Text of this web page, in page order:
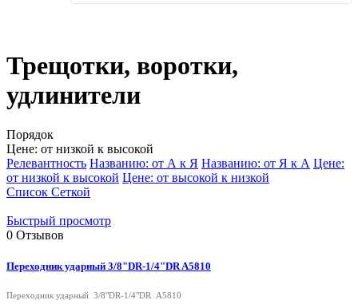
Трещотки, воротки,
удлинители
Порядок
Цене: от низкой к высокой
Релевантность Названию: от А к Я Названию: от Я к А Цене:
от низкой к высокой Цене: от высокой к низкой
Список Сеткой
Быстрый просмотр
0 Отзывов
Переходник ударный 3/8"DR-1/4"DR A5810
Переходник ударный 3/8"DR-1/4"DR A5810